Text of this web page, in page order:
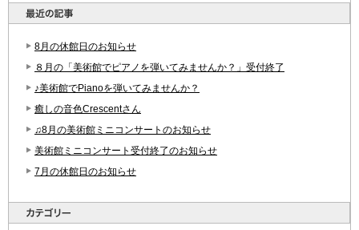
8月の休館日のお知らせ
８月の「美術館でピアノを弾いてみませんか？」受付終了
♪美術館でPianoを弾いてみませんか？
癒しの音色Crescentさん
♫8月の美術館ミニコンサートのお知らせ
美術館ミニコンサート受付終了のお知らせ
7月の休館日のお知らせ